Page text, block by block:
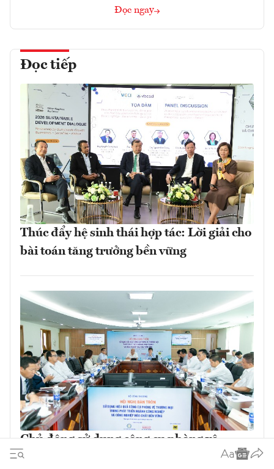
Đọc ngay
Đọc tiếp
Thúc đẩy hệ sinh thái hợp tác: Lời giải cho
bài toán tăng trưởng bền vững
Chủ động sử dụng công cụ phòng vệ
thương mại để phát triển công nghiệp hóa